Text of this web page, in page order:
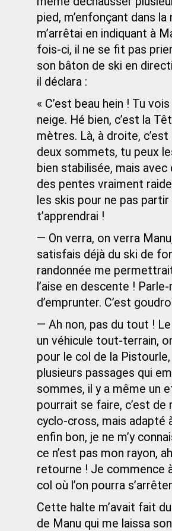
pied, m’enfonçant dans
m’arrêtai en indiquant à
fois-ci, il ne se fit pas
son bâton de ski en
il déclara :
« C’est beau hein ! Tu
neige. Hé bien, c’est la
mètres. Là, à droite,
deux sommets, tu peux
bien stabilisée, mais
des pentes vraiment
les skis pour ne pas
t’apprendrai !
— On verra, on verra
satisfais déjà du ski de
randonnée me
l’aise en descente !
d’emprunter. C’est
— Ah non, pas du tout !
un véhicule tout-terrain,
pour le col de la
plusieurs passages qui
sommes, il y a même un
pourrait se faire, c’est
cyclo‑cross, mais adapté
enfin bon, je ne m’y
ce n’est pas mon rayon,
retourne ! Je commence
col où l’on pourra
Cette halte m’avait fait
de Manu qui me laissa